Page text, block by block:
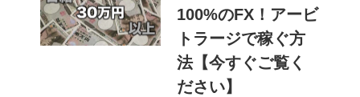
100%のFX！アービ
トラージで稼ぐ方
法【今すぐご覧く
ださい】